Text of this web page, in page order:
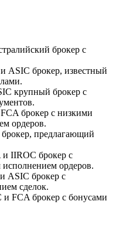
брокер с
ASIC брокер, известный
крупный брокер с
брокер с низкими
ордеров.
предлагающий
IIROC брокер с
ордеров.
ASIC брокер с
сделок.
FCA брокер с бонусами